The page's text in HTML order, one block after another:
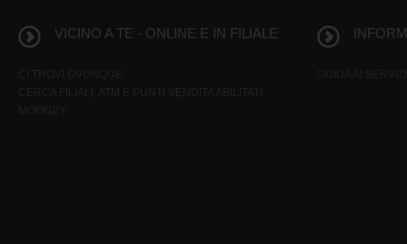
VICINO A TE - ONLINE E IN FILIALE